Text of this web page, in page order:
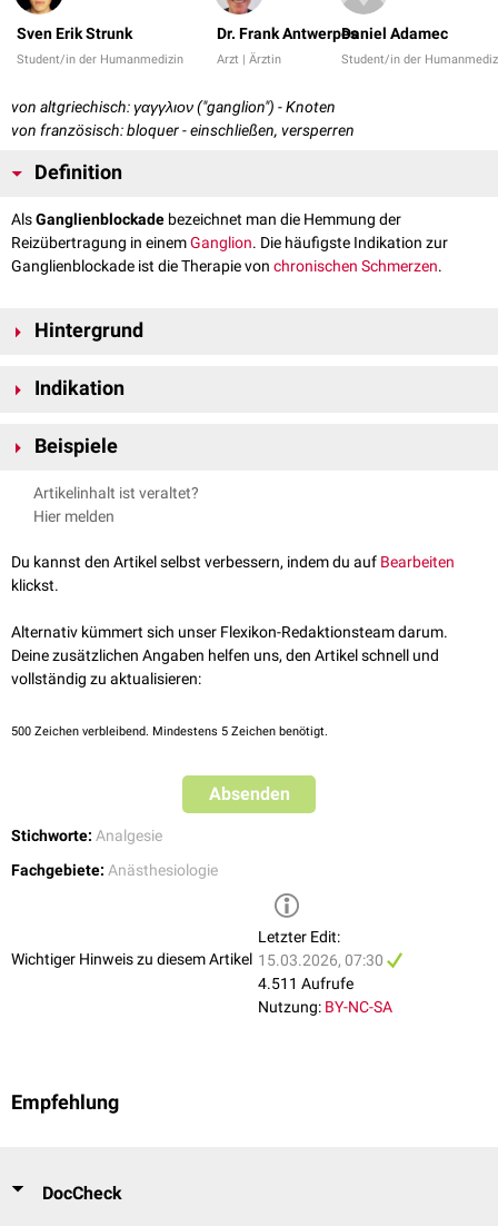
Sven Erik Strunk
Student/in der Humanmedizin
Dr. Frank Antwerpes
Arzt | Ärztin
Daniel Adamec
Student/in der
von altgriechisch: γαγγλιον ("ganglion") - Knoten
von französisch: bloquer - einschließen, versperren
Definition
AlsGanglienblockade bezeichnet man die Hemmung der
Reizübertragung in einemGanglion. Die häufigste Indikation zur
Ganglienblockade ist die Therapie von chronischen Schmerzen.
Hintergrund
langanhaltenderanalgesierender
Indikation
Phantomschmerzen
neuropathische Schmerzen
Beispiele
Ganglion cervicale superius
Buprenorphin
Ganglien des Plexus coeliacus (z.B. bei chronischerPankreatitis
Bupivacain
Bupivacain
Splanchnikusblockade
(z.B. bei gastrointestinalen Tumoren)
Artikelinhalt ist veraltet?
Hier melden
Du kannst den Artikel selbst verbessern, indem du auf Bearbeiten
klickst.
Alternativ kümmert sich unser Flexikon-Redaktionsteam darum.
Deine zusätzlichen Angaben helfen uns, den Artikel schnell und
vollständig zu aktualisieren:
500 Zeichen verbleibend. Mindestens 5 Zeichen benötigt.
Absenden
Stichworte: Analgesie
Fachgebiete: Anästhesiologie
Wichtiger Hinweis zu diesem Artikel
Letzter Edit:
15.03.2026, 07:30
4.511 Aufrufe
Nutzung: BY-NC-SA
Empfehlung
DocCheck